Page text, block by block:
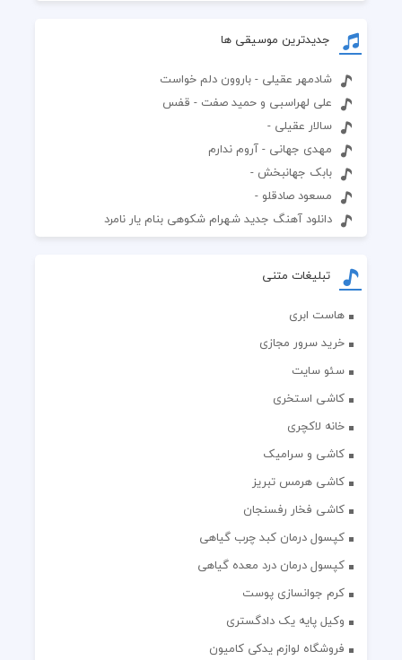
جدیدترین موسیقی ها
شادمهر عقیلی - باروون دلم خواست
علی لهراسبی و حمید صفت - قفس
سالار عقیلی -
مهدی جهانی - آروم ندارم
بابک جهانبخش -
مسعود صادقلو -
دانلود آهنگ جدید شهرام شکوهی بنام یار نامرد
تبلیغات متنی
هاست ابری
خرید سرور مجازی
سئو سایت
کاشی استخری
خانه لاکچری
کاشی و سرامیک
کاشی هرمس تبریز
کاشی فخار رفسنجان
کپسول درمان کبد چرب گیاهی
کپسول درمان درد معده گیاهی
کرم جوانسازی پوست
وکیل پایه یک دادگستری
فروشگاه لوازم یدکی کامیون